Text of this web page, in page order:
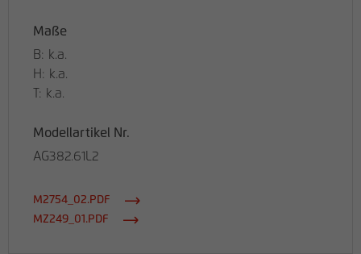
Maße
B: k.a.
H: k.a.
T: k.a.
Modellartikel Nr.
AG382.61L2
M2754_02.PDF
MZ249_01.PDF